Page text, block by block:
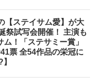
【ステイサム愛】が大
祭試写会開催！ 主演も
！「ステサミー賞」
票 全54作品の栄冠に